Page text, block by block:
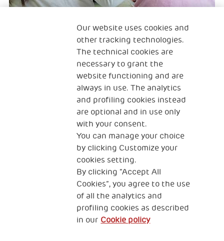
Haz una donación para
generar impacto positivo
COLABORA
Sobre nosotros Programas
Our website uses cookies and
other tracking technologies.
The technical cookies are
necessary to grant the
website functioning and are
always in use. The analytics
and profiling cookies instead
are optional and in use only
with your consent.
You can manage your choice
by clicking Customize your
cookies setting.
By clicking “Accept All
Cookies”, you agree to the use
of all the analytics and
profiling cookies as described
in our Cookie policy